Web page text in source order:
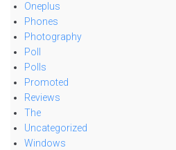
Oneplus
Phones
Photography
Poll
Polls
Promoted
Reviews
The
Uncategorized
Windows